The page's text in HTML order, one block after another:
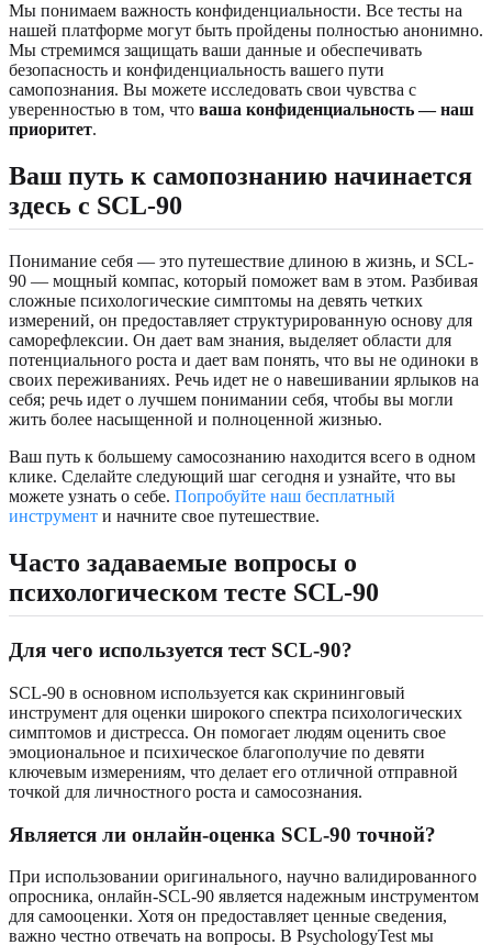
Мы понимаем важность конфиденциальности. Все тесты на
нашей платформе могут быть пройдены полностью анонимно.
Мы стремимся защищать ваши данные и обеспечивать
безопасность и конфиденциальность вашего пути
самопознания. Вы можете исследовать свои чувства с
уверенностью в том, что ваша конфиденциальность — наш
приоритет.
Ваш путь к самопознанию начинается
здесь с SCL-90
Понимание себя — это путешествие длиною в жизнь, и SCL-
90 — мощный компас, который поможет вам в этом. Разбивая
сложные психологические симптомы на девять четких
измерений, он предоставляет структурированную основу для
саморефлексии. Он дает вам знания, выделяет области для
потенциального роста и дает вам понять, что вы не одиноки в
своих переживаниях. Речь идет не о навешивании ярлыков на
себя; речь идет о лучшем понимании себя, чтобы вы могли
жить более насыщенной и полноценной жизнью.
Ваш путь к большему самосознанию находится всего в одном
клике. Сделайте следующий шаг сегодня и узнайте, что вы
можете узнать о себе. Попробуйте наш бесплатный
инструмент и начните свое путешествие.
Часто задаваемые вопросы о
психологическом тесте SCL-90
Для чего используется тест SCL-90?
SCL-90 в основном используется как скрининговый
инструмент для оценки широкого спектра психологических
симптомов и дистресса. Он помогает людям оценить свое
эмоциональное и психическое благополучие по девяти
ключевым измерениям, что делает его отличной отправной
точкой для личностного роста и самосознания.
Является ли онлайн-оценка SCL-90 точной?
При использовании оригинального, научно валидированного
опросника, онлайн-SCL-90 является надежным инструментом
для самооценки. Хотя он предоставляет ценные сведения,
важно честно отвечать на вопросы. В PsychologyTest мы